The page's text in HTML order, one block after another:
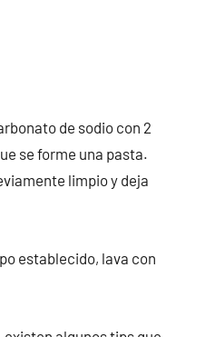
de sodio con 2
se forme una pasta.
limpio y deja
establecido, lava con